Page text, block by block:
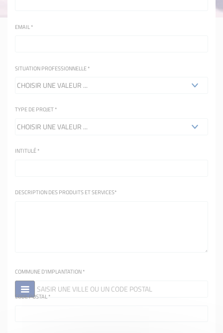
EMAIL*
SITUATION PROFESSIONNELLE*
TYPE DE PROJET*
INTITULÉ*
DESCRIPTION DES PRODUITS ET SERVICES*
COMMUNE D'IMPLANTATION*
CODE POSTAL*